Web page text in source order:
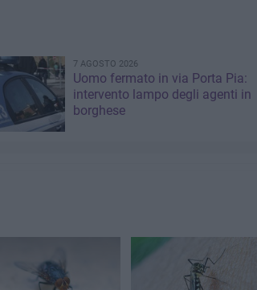
7 AGOSTO 2026
Uomo fermato in via Porta Pia:
intervento lampo degli agenti in
borghese